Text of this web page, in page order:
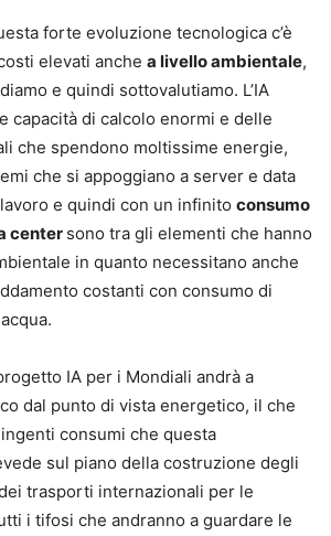
forte evoluzione tecnologica c’è
elevati anche a livello ambientale,
e quindi sottovalutiamo. L’IA
capacità di calcolo enormi e delle
che spendono moltissime energie,
che si appoggiano a server e data
e quindi con un infinito consumo
center sono tra gli elementi che hanno
in quanto necessitano anche
costanti con consumo di
IA per i Mondiali andrà a
dal punto di vista energetico, il che
consumi che questa
sul piano della costruzione degli
trasporti internazionali per le
i tifosi che andranno a guardare le